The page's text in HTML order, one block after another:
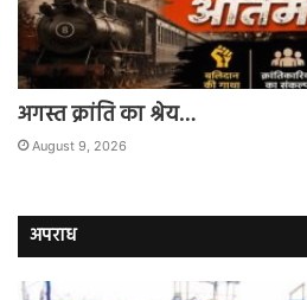
अगस्त क्रांति का श्रेय…
August 9, 2026
अपराध